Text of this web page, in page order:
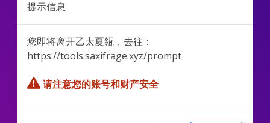
提示信息
您即将离开乙太夏瓴，去往：
https://tools.saxifrage.xyz/prompt
请注意您的账号和财产安全